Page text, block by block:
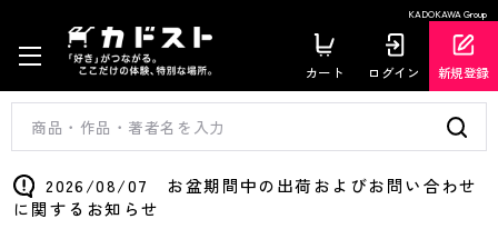
KADOKAWA Group
カート ログイン 新規登録
2026/08/07 お盆期間中の出荷およびお問い合わせ
に関するお知らせ